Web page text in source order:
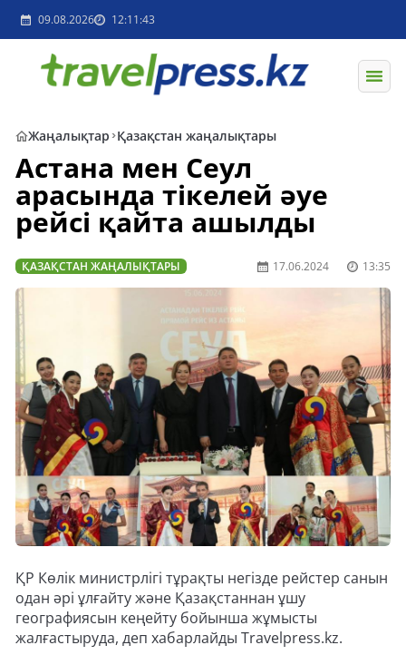
09.08.2026 12:11:43
Жаңалықтар Қазақстан жаңалықтары
Астана мен Сеул
арасында тікелей әуе
рейсі қайта ашылды
ҚАЗАҚСТАН ЖАҢАЛЫҚТАРЫ 17.06.2024 13:35
ҚР Көлік министрлігі тұрақты негізде рейстер санын
одан әрі ұлғайту және Қазақстаннан ұшу
географиясын кеңейту бойынша жұмысты
жалғастыруда, деп хабарлайды Travelpress.kz.